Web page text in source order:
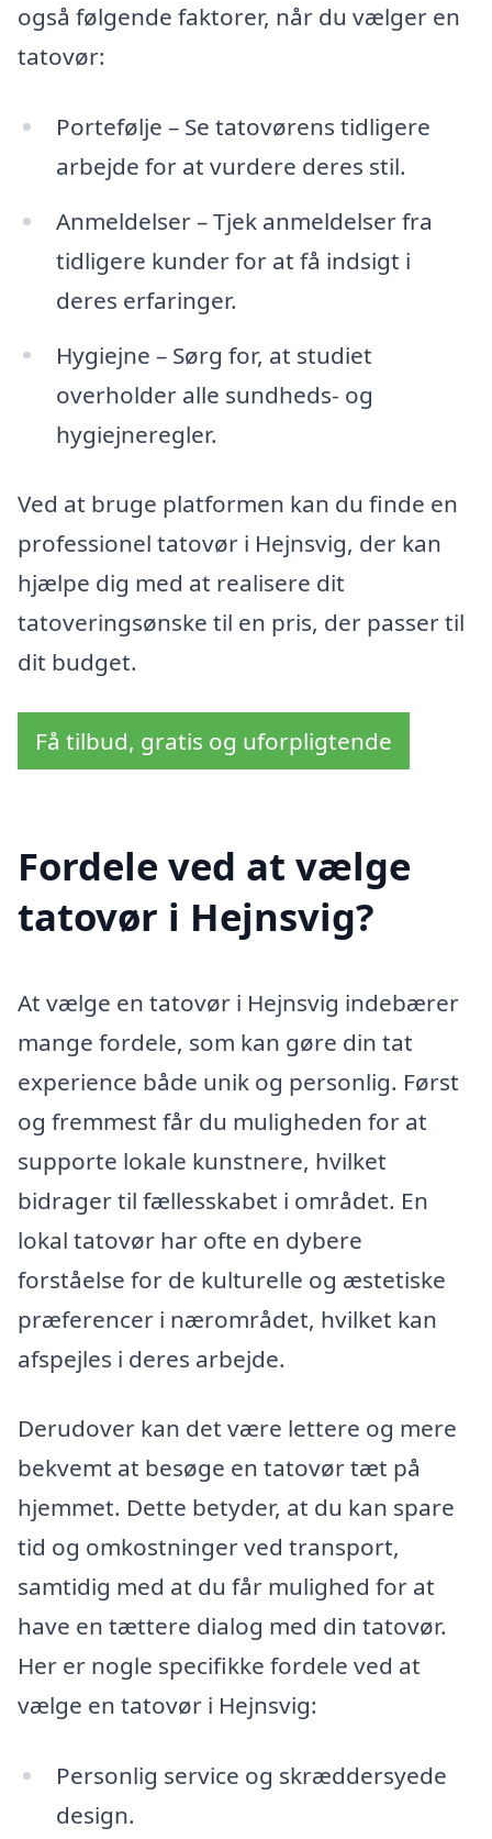
også følgende faktorer, når du vælger en
tatovør:
Portefølje – Se tatovørens tidligere
arbejde for at vurdere deres stil.
Anmeldelser – Tjek anmeldelser fra
tidligere kunder for at få indsigt i
deres erfaringer.
Hygiejne – Sørg for, at studiet
overholder alle sundheds- og
hygiejneregler.
Ved at bruge platformen kan du finde en
professionel tatovør i Hejnsvig, der kan
hjælpe dig med at realisere dit
tatoveringsønske til en pris, der passer til
dit budget.
Få tilbud, gratis og uforpligtende
Fordele ved at vælge
tatovør i Hejnsvig?
At vælge en tatovør i Hejnsvig indebærer
mange fordele, som kan gøre din tat
experience både unik og personlig. Først
og fremmest får du muligheden for at
supporte lokale kunstnere, hvilket
bidrager til fællesskabet i området. En
lokal tatovør har ofte en dybere
forståelse for de kulturelle og æstetiske
præferencer i nærområdet, hvilket kan
afspejles i deres arbejde.
Derudover kan det være lettere og mere
bekvemt at besøge en tatovør tæt på
hjemmet. Dette betyder, at du kan spare
tid og omkostninger ved transport,
samtidig med at du får mulighed for at
have en tættere dialog med din tatovør.
Her er nogle specifikke fordele ved at
vælge en tatovør i Hejnsvig:
Personlig service og skræddersyede
design.